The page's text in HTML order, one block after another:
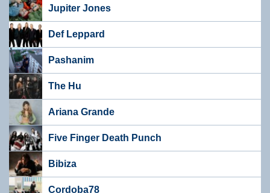
Jupiter Jones
Def Leppard
Pashanim
The Hu
Ariana Grande
Five Finger Death Punch
Bibiza
Cordoba78